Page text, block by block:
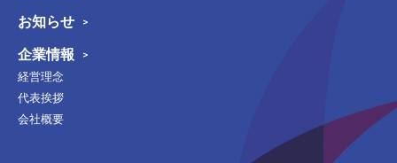
お知らせ
企業情報
経営理念
代表挨拶
会社概要